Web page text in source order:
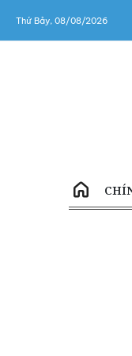
Thứ Bảy, 08/08/2026